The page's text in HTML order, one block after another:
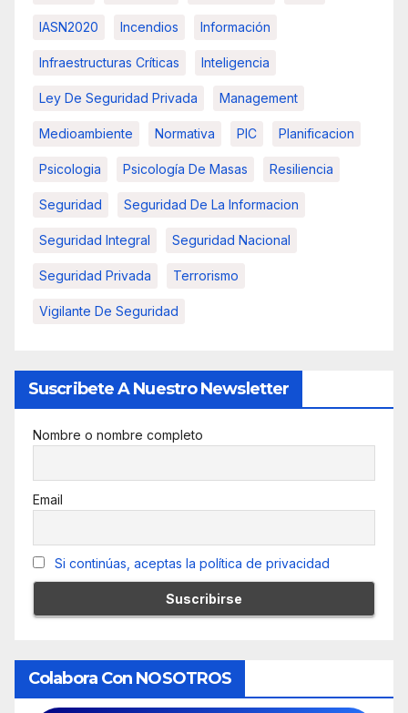
IASN2020 Incendios Información
Infraestructuras Críticas Inteligencia
Ley De Seguridad Privada Management
Medioambiente Normativa PIC Planificacion
Psicologia Psicología De Masas Resiliencia
Seguridad Seguridad De La Informacion
Seguridad Integral Seguridad Nacional
Seguridad Privada Terrorismo
Vigilante De Seguridad
Suscribete A Nuestro Newsletter
Nombre o nombre completo
Email
Si continúas, aceptas la política de privacidad
Colabora Con NOSOTROS